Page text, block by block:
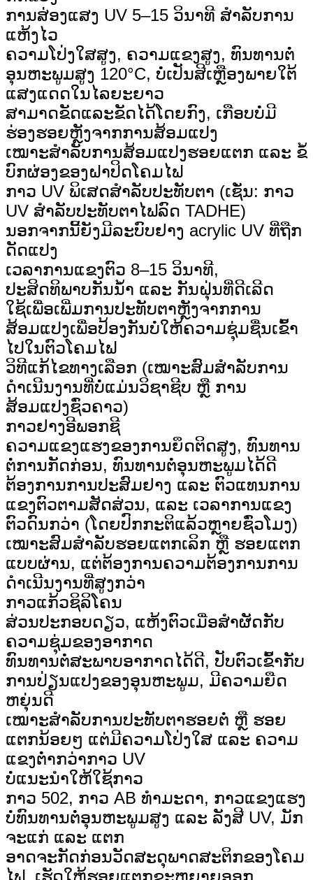
ການສ່ອງແສງ UV 5–15 ວິນາທີ ສຳລັບການ
ແຫ້ງໄວ
ຄວາມໂປ່ງໃສສູງ, ຄວາມແຂງສູງ, ທົນທານຕໍ່
ອຸນຫະພູມສູງ 120°C, ບໍ່ເປັນສີເຫຼືອງພາຍໃຕ້
ແສງແດດໃນໄລຍະຍາວ
ສາມາດຂັດແລະຂັດໄດ້ໂດຍກົງ, ເກືອບບໍ່ມີ
ຮ່ອງຮອຍຫຼັງຈາກການສ້ອມແປງ
ເໝາະສຳລັບການສ້ອມແປງຮອຍແຕກ ແລະ ຂໍ້
ບົກຜ່ອງຂອງຝາປິດໂຄມໄຟ
ກາວ UV ພິເສດສຳລັບປະທັບຕາ (ເຊັ່ນ: ກາວ
UV ສຳລັບປະທັບຕາໄຟລົດ TADHE)
ນອກຈາກນີ້ຍັງມີລະບົບຢາງ acrylic UV ທີ່ຖືກ
ດັດແປງ
ເວລາການແຂງຕົວ ​8–15 ວິນາທີ,
ປະສິດທິພາບກັນນ້ຳ ແລະ ກັນຝຸ່ນທີ່ດີເລີດ
ໃຊ້ເພື່ອເພີ່ມການປະທັບຕາຫຼັງຈາກການ
ສ້ອມແປງເພື່ອປ້ອງກັນບໍ່ໃຫ້ຄວາມຊຸ່ມຊື່ນເຂົ້າ
ໄປໃນຕົວໂຄມໄຟ
ວິທີແກ້ໄຂທາງເລືອກ (ເໝາະສົມສຳລັບການ
ດຳເນີນງານທີ່ບໍ່ແມ່ນວິຊາຊີບ ຫຼື ການ
ສ້ອມແປງຊົ່ວຄາວ)
ກາວຢາງອີພອກຊີ
ຄວາມແຂງແຮງຂອງການຍຶດຕິດສູງ, ທົນທານ
ຕໍ່ການກັດກ່ອນ, ທົນທານຕໍ່ອຸນຫະພູມໄດ້ດີ
ຕ້ອງການການປະສົມຢາງ ແລະ ຕົວແທນການ
ແຂງຕົວຕາມສັດສ່ວນ, ແລະ ເວລາການແຂງ
ຕົວດົນກວ່າ (ໂດຍປົກກະຕິແລ້ວຫຼາຍຊົ່ວໂມງ)
ເໝາະສົມສຳລັບຮອຍແຕກເລິກ ຫຼື ຮອຍແຕກ
ແບບຜ່ານ, ແຕ່ຕ້ອງການຄວາມຕ້ອງການການ
ດຳເນີນງານທີ່ສູງກວ່າ
ກາວແກ້ວຊິລິໂຄນ
ສ່ວນປະກອບດຽວ, ແຫ້ງຕົວເມື່ອສຳຜັດກັບ
ຄວາມຊຸ່ມຂອງອາກາດ
ທົນທານຕໍ່ສະພາບອາກາດໄດ້ດີ, ປັບຕົວເຂົ້າກັບ
ການປ່ຽນແປງຂອງອຸນຫະພູມ, ມີຄວາມຍືດ
ຫຍຸ່ນດີ
ເໝາະສຳລັບການປະທັບຕາຮອຍຕໍ່ ຫຼື ຮອຍ
ແຕກນ້ອຍໆ ແຕ່ມີຄວາມໂປ່ງໃສ ແລະ ຄວາມ
ແຂງຕ່ຳກວ່າກາວ UV
ບໍ່ແນະນຳໃຫ້ໃຊ້ກາວ
ກາວ 502, ກາວ AB ທຳມະດາ, ກາວແຂງແຮງ
ບໍ່ທົນທານຕໍ່ອຸນຫະພູມສູງ ແລະ ລັງສີ UV, ມັກ
ຈະແກ່ ແລະ ແຕກ
ອາດຈະກັດກ່ອນວັດສະດຸພາດສະຕິກຂອງໂຄມ
ໄຟ, ເຮັດໃຫ້ຮອຍແຕກຂະຫຍາຍອອກ